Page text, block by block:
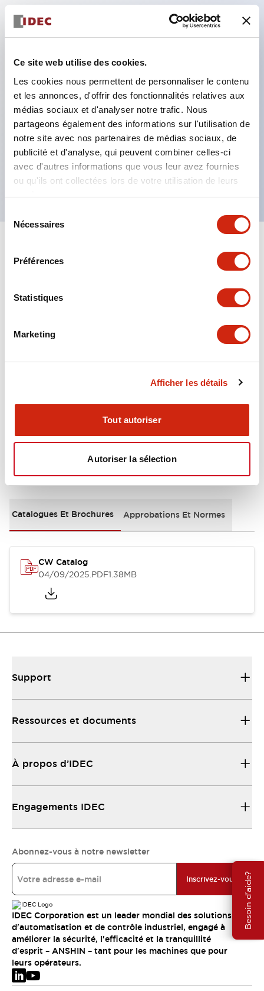
Ce site web utilise des cookies.
Les cookies nous permettent de personnaliser le contenu
et les annonces, d'offrir des fonctionnalités relatives aux
médias sociaux et d'analyser notre trafic. Nous
partageons également des informations sur l'utilisation de
notre site avec nos partenaires de médias sociaux, de
publicité et d'analyse, qui peuvent combiner celles-ci
avec d'autres informations que vous leur avez fournies
ou qu'ils ont collectées lors de votre utilisation de leurs
services.
Nécessaires
Préférences
Statistiques
Marketing
Afficher les détails
Tout autoriser
Autoriser la sélection
Besoin d'aide?
Bloc de contact à 2 étages avec 2 contacts,
permettant une configuration à 4 contacts
contact à 11 étages), 59,9 mm (*bloc de contact à
22 étages). Conception peu encombrante
possible.
Structure de sécurité de 3e génération :
déclenchement à 2 actions, garde intégrée,
structure de protection des doigts IP20.
Tout développer+
Functional Specifications
Mounting and Installation Specifications
Documents et fichiers
Catalogues Et Brochures Approbations Et Normes
CW Catalog
04/09/2025.PDF1.38MB
Support
Ressources et documents
À propos d’IDEC
Engagements IDEC
Abonnez-vous à notre newsletter
Inscrivez-vous
IDEC Corporation est un leader mondial des solutions
d'automatisation et de contrôle industriel, engagé à
améliorer la sécurité, l'efficacité et la tranquillité
d'esprit – ANSHIN – tant pour les machines que pour
leurs opérateurs.